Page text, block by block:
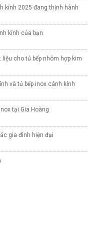
kính 2025 đang thịnh hành
kính của bạn
cho tủ bếp nhôm hợp kim
và tủ bếp inox cánh kính
tại Gia Hoàng
gia đình hiện đại